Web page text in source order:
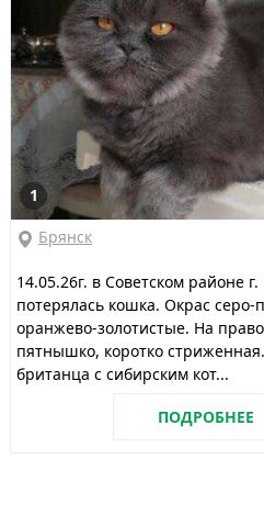
1
Брянск
14.05.26г. в Советском районе
потерялась кошка. Окрас серо-
оранжево-золотистые. На
пятнышко, коротко
британца с сибирским кот...
ПОДРОБНЕЕ